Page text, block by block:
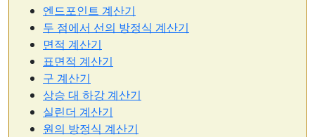
엔드포인트 계산기
두 점에서 선의 방정식 계산기
면적 계산기
표면적 계산기
구 계산기
상승 대 하강 계산기
실린더 계산기
원의 방정식 계산기